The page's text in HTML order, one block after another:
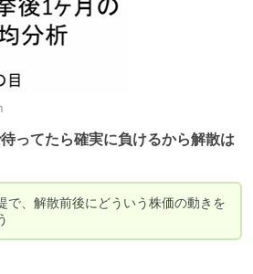
ってたら確実に負けるから解散は
で、解散前後にどういう株価の動きを